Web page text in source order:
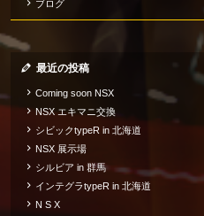
ブログ
最近の投稿
Coming soon NSX
NSX エキマニ交換
シビックtypeR in 北海道
NSX 展示場
シルビア in 群馬
インテグラtypeR in 北海道
N S X